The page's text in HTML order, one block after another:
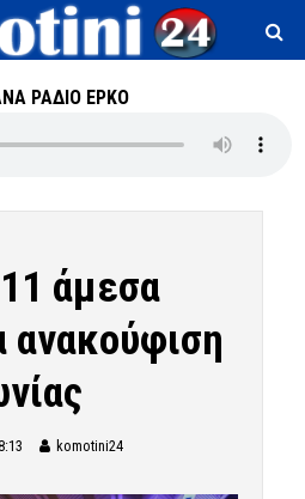
ΡΑΔΙΟ ΕΡΚΟ
άμεσα
ανακούφιση
komotini24